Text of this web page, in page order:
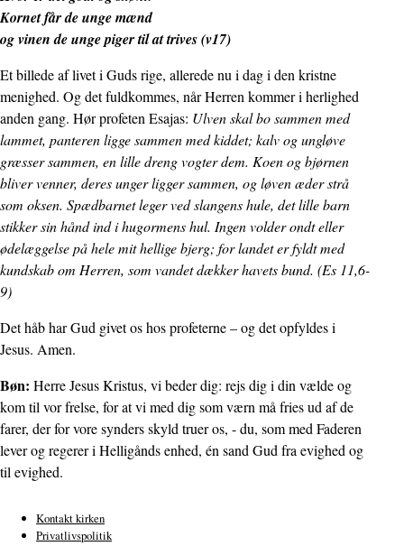
Kornet får de unge mænd
og vinen de unge piger til at trives (v17)
Et billede af livet i Guds rige, allerede nu i dag i den kristne
menighed. Og det fuldkommes, når Herren kommer i herlighed
anden gang. Hør profeten Esajas: Ulven skal bo sammen med
lammet, panteren ligge sammen med kiddet; kalv og ungløve
græsser sammen, en lille dreng vogter dem. Koen og bjørnen
bliver venner, deres unger ligger sammen, og løven æder strå
som oksen. Spædbarnet leger ved slangens hule, det lille barn
stikker sin hånd ind i hugormens hul. Ingen volder ondt eller
ødelæggelse på hele mit hellige bjerg; for landet er fyldt med
kundskab om Herren, som vandet dækker havets bund. (Es 11,6-
9)
Det håb har Gud givet os hos profeterne – og det opfyldes i
Jesus. Amen.
Bøn: Herre Jesus Kristus, vi beder dig: rejs dig i din vælde og
kom til vor frelse, for at vi med dig som værn må fries ud af de
farer, der for vore synders skyld truer os, - du, som med Faderen
lever og regerer i Helligånds enhed, én sand Gud fra evighed og
til evighed.
Kontakt kirken
Privatlivspolitik